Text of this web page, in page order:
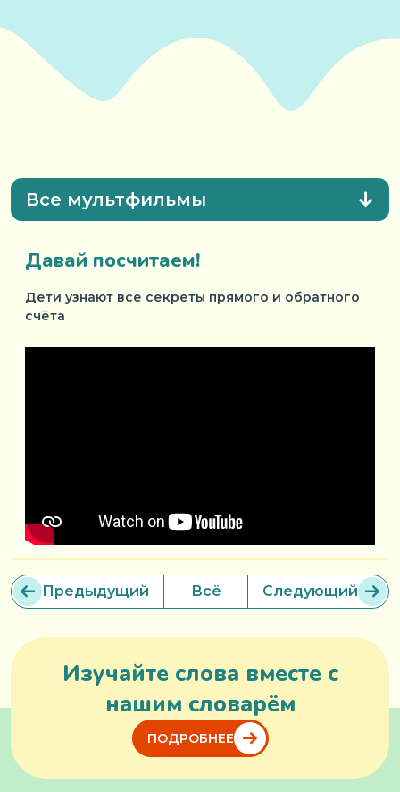
Все мультфильмы
Давай посчитаем!
Дети узнают все секреты прямого и обратного
счёта
Предыдущий Всё Следующий
Изучайте слова вместе с
нашим словарём
ПОДРОБНЕЕ